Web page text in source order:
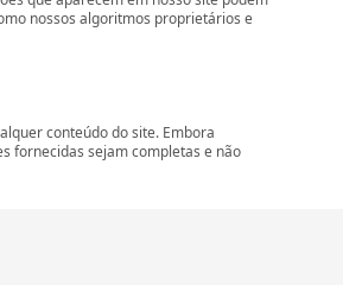
nossos algoritmos proprietários e
conteúdo do site. Embora
fornecidas sejam completas e não